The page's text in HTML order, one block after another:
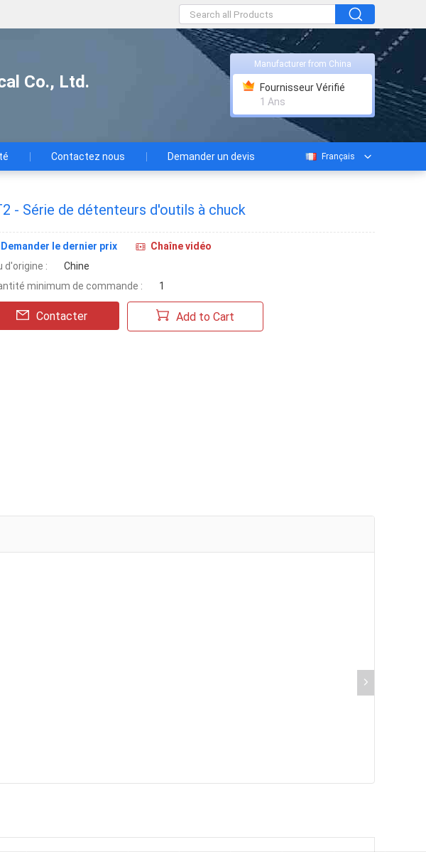
Co., Ltd.
Manufacturer from China
Fournisseur Vérifié
1 Ans
Contactez nous Demander un devis Français
- Série de détenteurs d'outils à chuck
Demander le dernier prix
Chaîne vidéo
d'origine :
Chine
minimum de commande :
1
Contacter Add to Cart